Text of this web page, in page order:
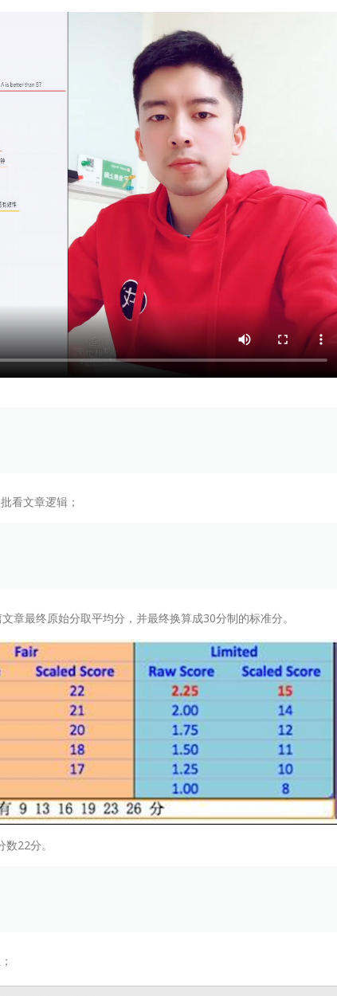
看文章逻辑；
章最终原始分取平均分，并最终换算成30分制的标准分。
22分。